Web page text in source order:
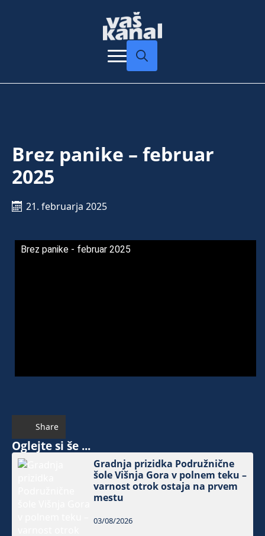
Brez panike – februar
2025
21. februarja 2025
Brez panike - februar 2025
Share
Oglejte si še ...
Gradnja prizidka Podružnične
šole Višnja Gora v polnem teku –
varnost otrok ostaja na prvem
mestu
03/08/2026